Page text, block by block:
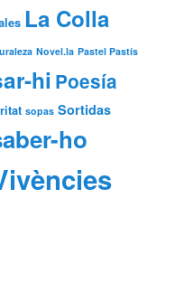
La Colla
Novel.la Pastel Pastís
hi Poesía
sopas Sortidas
ho